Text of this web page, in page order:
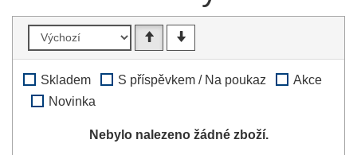
Skladem S příspěvkem / Na poukaz
Akce
Novinka
Nebylo nalezeno žádné zboží.